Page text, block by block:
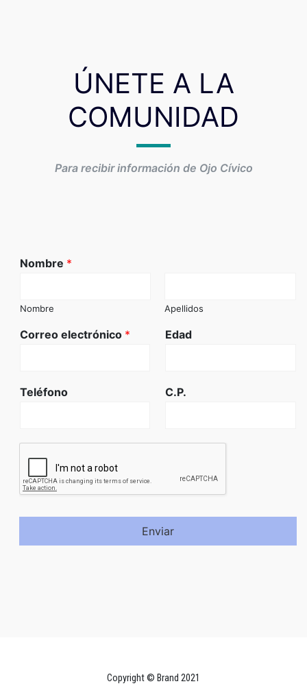
ÚNETE A LA
COMUNIDAD
Para recibir información de Ojo Cívico
Nombre *
Nombre Apellidos
Correo electrónico * Edad
Teléfono C.P.
Enviar
Copyright © Brand 2021